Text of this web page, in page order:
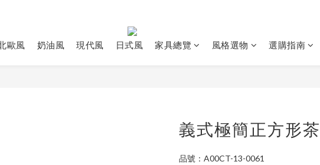
歐風 奶油風 現代風 日式風 家具總覽 風格選物 選購指南
義式極簡正方形
品號：A00CT-13-0061